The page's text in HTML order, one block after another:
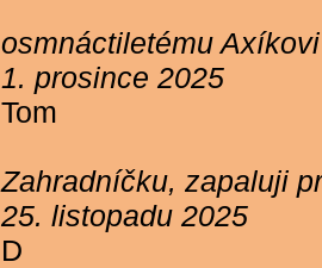
osmnáctiletému
1. prosince 2025
Tom
Zahradníčku, zapaluji
25. listopadu 2025
D